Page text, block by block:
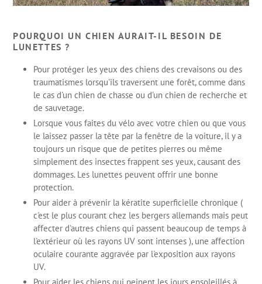
POURQUOI UN CHIEN AURAIT-IL BESOIN DE
LUNETTES ?
Pour protéger les yeux des chiens des crevaisons ou des
traumatismes lorsqu'ils traversent une forêt, comme dans
le cas d'un chien de chasse ou d'un chien de recherche et
de sauvetage.
Lorsque vous faites du vélo avec votre chien ou que vous
le laissez passer la tête par la fenêtre de la voiture, il y a
toujours un risque que de petites pierres ou même
simplement des insectes frappent ses yeux, causant des
dommages.⁠ Les lunettes peuvent offrir une bonne
protection.
Pour aider à prévenir la kératite superficielle chronique (
c'est le plus courant chez les bergers allemands mais peut
affecter d'autres chiens qui passent beaucoup de temps à
l'extérieur où les rayons UV sont intenses ), une affection
oculaire courante aggravée par l'exposition aux rayons
UV.